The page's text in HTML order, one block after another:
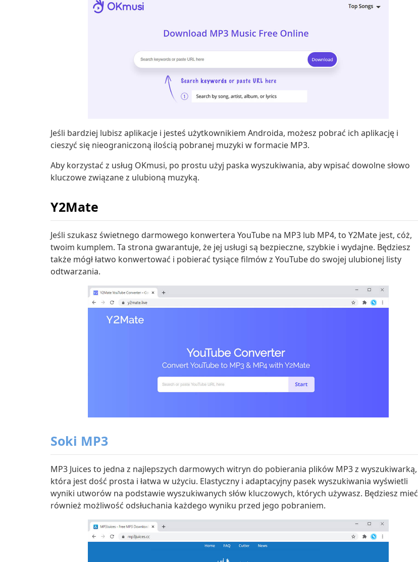
Jeśli bardziej lubisz aplikacje i jesteś użytkownikiem Androida, możesz pobrać ich aplikację i
cieszyć się nieograniczoną ilością pobranej muzyki w formacie MP3.
Aby korzystać z usług OKmusi, po prostu użyj paska wyszukiwania, aby wpisać dowolne słowo
kluczowe związane z ulubioną muzyką.
Y2Mate
Jeśli szukasz świetnego darmowego konwertera YouTube na MP3 lub MP4, to Y2Mate jest, cóż,
twoim kumplem. Ta strona gwarantuje, że jej usługi są bezpieczne, szybkie i wydajne. Będziesz
także mógł łatwo konwertować i pobierać tysiące filmów z YouTube do swojej ulubionej listy
odtwarzania.
Soki MP3
MP3 Juices to jedna z najlepszych darmowych witryn do pobierania plików MP3 z wyszukiwarką,
która jest dość prosta i łatwa w użyciu. Elastyczny i adaptacyjny pasek wyszukiwania wyświetli
wyniki utworów na podstawie wyszukiwanych słów kluczowych, których używasz. Będziesz mieć
również możliwość odsłuchania każdego wyniku przed jego pobraniem.